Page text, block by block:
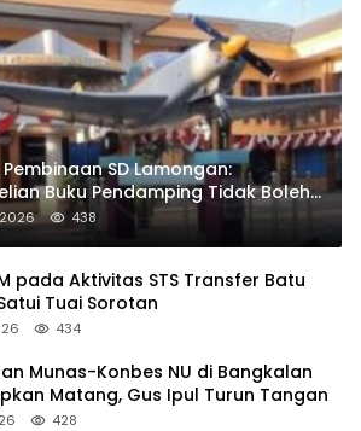
SD Lamongan:
Buku Pendamping Tidak Boleh
438
pada Aktivitas STS Transfer Batu
Tuai Sorotan
434
Munas-Konbes NU di Bangkalan
Matang, Gus Ipul Turun Tangan
428